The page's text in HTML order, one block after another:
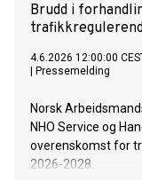
Brudd i
4.6.2026 12:00:00
Pressemelding
Norsk
NHO Service og
overenskomst for
2026-2028.